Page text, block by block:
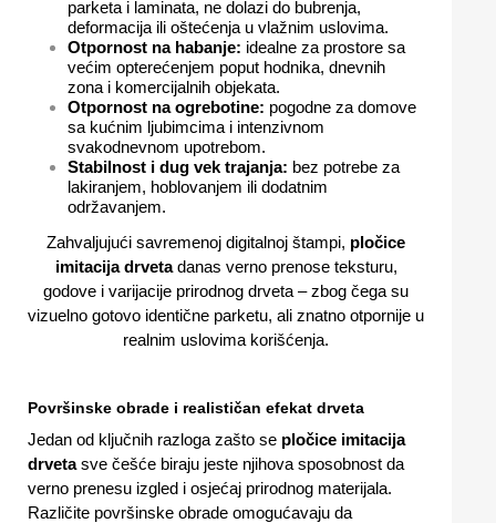
parketa i laminata, ne dolazi do bubrenja,
deformacija ili oštećenja u vlažnim uslovima.
Otpornost na habanje: idealne za prostore sa
većim opterećenjem poput hodnika, dnevnih
zona i komercijalnih objekata.
Otpornost na ogrebotine: pogodne za domove
sa kućnim ljubimcima i intenzivnom
svakodnevnom upotrebom.
Stabilnost i dug vek trajanja: bez potrebe za
lakiranjem, hoblovanjem ili dodatnim
održavanjem.
Zahvaljujući savremenoj digitalnoj štampi, pločice
imitacija drvetadanas verno prenose teksturu,
godove i varijacije prirodnog drveta – zbog čega su
vizuelno gotovo identične parketu, ali znatno otpornije u
realnim uslovima korišćenja.
Površinske obrade i realističan efekat drveta
Jedan od ključnih razloga zašto se pločice imitacija
drvetasve češće biraju jeste njihova sposobnost da
verno prenesu izgled i osjećaj prirodnog materijala.
Različite površinske obrade omogućavaju da